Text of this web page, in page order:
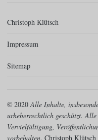
Christoph Klütsch
Impressum
Sitemap
© 2020Alle Inhalte,
urheberrechtlich geschützt. Alle
Vervielfältigung,
vorbehalten. Christoph Klütsch